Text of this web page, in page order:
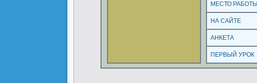
МЕСТО РАБОТЫ
НА САЙТЕ
АНКЕТА
ПЕРВЫЙ УРОК